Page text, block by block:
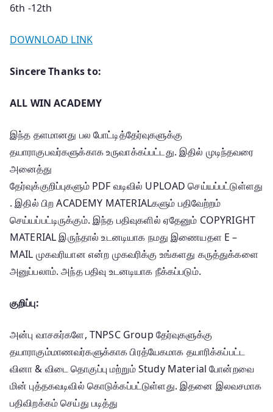
6th -12th
DOWNLOAD LINK
Sincere Thanks to:
ALL WIN ACADEMY
இந்த தளமானது பல போட்டித்தேர்வுகளுக்கு
தயாராகுபவர்களுக்காக உருவாக்கப்பட்டது. இதில் முடிந்தவரை
அனைத்து
தேர்வுக்குறிப்புகளும் PDF வடிவில் UPLOAD செய்யப்பட்டுள்ளது
. இதில் பிற ACADEMY MATERIALகளும் பதிவேற்றம்
செய்யப்பட்டிருக்கும். இந்த பதிவுகளில் ஏதேனும் COPYRIGHT
MATERIAL இருந்தால் உடனடியாக நமது இணையதள E –
MAIL முகவரியான என்ற முகவரிக்கு உங்களது கருத்துக்களை
அனுப்பலாம். அந்த பதிவு உடனடியாக நீக்கப்படும்.
குறிப்பு:
அன்பு வாசகர்களே, TNPSC Group தேர்வுகளுக்கு
தயாராகும்மாணவர்களுக்காக பிரத்யேகமாக தயாரிக்கப்பட்ட
வினா & விடை தொகுப்பு மற்றும் Study Material போன்றவை
மின் புத்தகவடிவில் கொடுக்கப்பட்டுள்ளது. இதனை இலவசமாக
பதிவிறக்கம் செய்து படித்து